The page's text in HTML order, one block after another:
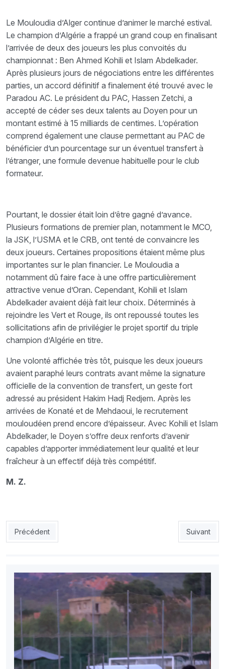
Le Mouloudia d’Alger continue d’animer le marché estival.
Le champion d’Algérie a frappé un grand coup en finalisant
l’arrivée de deux des joueurs les plus convoités du
championnat : Ben Ahmed Kohili et Islam Abdelkader.
Après plusieurs jours de négociations entre les différentes
parties, un accord définitif a finalement été trouvé avec le
Paradou AC. Le président du PAC, Hassen Zetchi, a
accepté de céder ses deux talents au Doyen pour un
montant estimé à 15 milliards de centimes. L’opération
comprend également une clause permettant au PAC de
bénéficier d’un pourcentage sur un éventuel transfert à
l’étranger, une formule devenue habituelle pour le club
formateur.
Pourtant, le dossier était loin d’être gagné d’avance.
Plusieurs formations de premier plan, notamment le MCO,
la JSK, l’USMA et le CRB, ont tenté de convaincre les
deux joueurs. Certaines propositions étaient même plus
importantes sur le plan financier. Le Mouloudia a
notamment dû faire face à une offre particulièrement
attractive venue d’Oran. Cependant, Kohili et Islam
Abdelkader avaient déjà fait leur choix. Déterminés à
rejoindre les Vert et Rouge, ils ont repoussé toutes les
sollicitations afin de privilégier le projet sportif du triple
champion d’Algérie en titre.
Une volonté affichée très tôt, puisque les deux joueurs
avaient paraphé leurs contrats avant même la signature
officielle de la convention de transfert, un geste fort
adressé au président Hakim Hadj Redjem. Après les
arrivées de Konaté et de Mehdaoui, le recrutement
mouloudéen prend encore d’épaisseur. Avec Kohili et Islam
Abdelkader, le Doyen s’offre deux renforts d’avenir
capables d’apporter immédiatement leur qualité et leur
fraîcheur à un effectif déjà très compétitif.
M. Z.
Article précédent : JSK : Sarr décide de partir
Précédent Article
Suivant